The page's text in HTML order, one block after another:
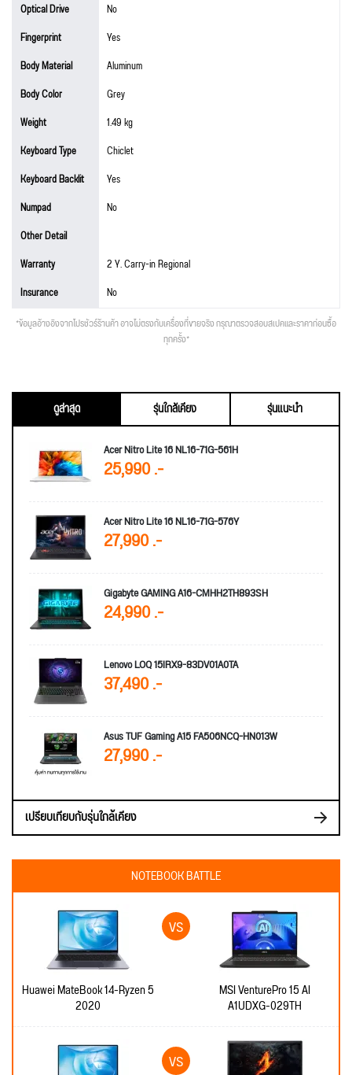
Optical Drive
No
Fingerprint
Yes
Body Material
Aluminum
Body Color
Grey
Weight
1.49 kg
Keyboard Type
Chiclet
Keyboard Backlit
Yes
Numpad
No
Other Detail
Warranty
2 Y. Carry-in Regional
Insurance
No
*ข้อมูลอ้างอิงจากโปรชัวร์ร้านค้า อาจไม่ตรงกับเครื่องที่ขายจริง กรุณาตรวจสอบสเปคและราคาก่อนซื้อ
ทุกครั้ง*
ดูล่าสุด รุ่นใกล้เคียง
รุ่นแนะนำ
Acer Nitro Lite 16 NL16-71G-561H
25,990 .-
Acer Nitro Lite 16 NL16-71G-576Y
27,990 .-
Gigabyte GAMING A16-CMHH2TH893SH
24,990 .-
Lenovo LOQ 15IRX9-83DV01A0TA
37,490 .-
Asus TUF Gaming A15 FA506NCQ-HN013W
27,990 .-
เปรียบเทียบกับรุ่นใกล้เคียง
NOTEBOOK BATTLE
Huawei MateBook 14-Ryzen 5
2020
MSI VenturePro 15 AI
A1UDXG-029TH